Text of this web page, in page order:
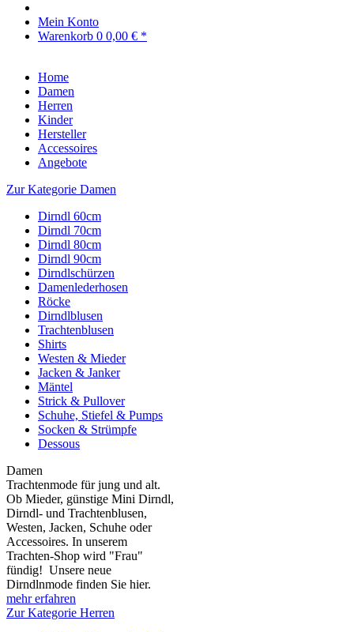
Mein Konto
Warenkorb 0 0,00 € *
Home
Damen
Herren
Kinder
Hersteller
Accessoires
Angebote
Zur Kategorie Damen
Dirndl 60cm
Dirndl 70cm
Dirndl 80cm
Dirndl 90cm
Dirndlschürzen
Damenlederhosen
Röcke
Dirndlblusen
Trachtenblusen
Shirts
Westen & Mieder
Jacken & Janker
Mäntel
Strick & Pullover
Schuhe, Stiefel & Pumps
Socken & Strümpfe
Dessous
Damen
Trachtenmode für jung und alt.
Ob Mieder, günstige Mini Dirndl,
Dirndl- und Trachtenblusen,
Westen, Jacken, Schuhe oder
Accessoires. In unserem
Trachten-Shop wird "Frau"
fündig! Unsere neue
Dirndlnmode finden Sie hier.
mehr erfahren
Zur Kategorie Herren